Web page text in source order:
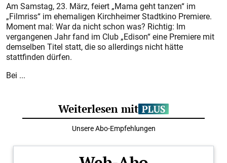
Am Samstag, 23. März, feiert „Mama geht tanzen“ im
„Filmriss“ im ehemaligen Kirchheimer Stadtkino Premiere.
Moment mal: War da nicht schon was? Richtig: Im
vergangenen Jahr fand im Club „Edison“ eine Premiere mit
demselben Titel statt, die so allerdings nicht hätte
stattfinden dürfen.
Bei ...